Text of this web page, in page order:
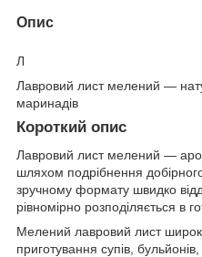
Опис
Л
Лавровий лист мелений —
маринадів
Короткий опис
Лавровий лист мелений —
шляхом подрібнення
зручному формату швидко
рівномірно розподіляється в
Мелений лавровий лист
приготування супів,